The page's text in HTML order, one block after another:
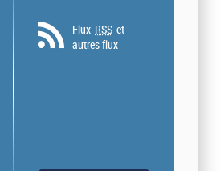
Flux RSS et
autres flux